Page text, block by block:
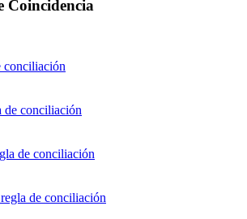
Coincidencia
conciliación
de conciliación
de conciliación
de conciliación